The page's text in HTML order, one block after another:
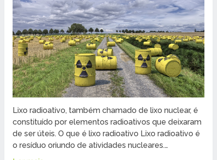
Lixo radioativo, também chamado de lixo nuclear, é
constituído por elementos radioativos que deixaram
de ser úteis. O que é lixo radioativo Lixo radioativo é
o resíduo oriundo de atividades nucleares.…